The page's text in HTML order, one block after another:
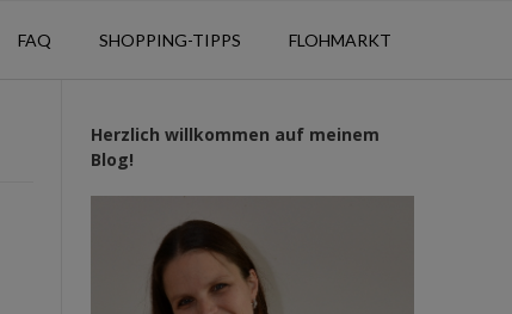
FAQ SHOPPING-TIPPS FLOHMARKT
Herzlich willkommen auf meinem
Blog!